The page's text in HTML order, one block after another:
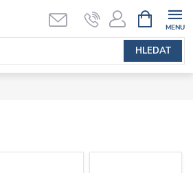
HLEDAT
NÁKUPNÍ
KOŠÍK